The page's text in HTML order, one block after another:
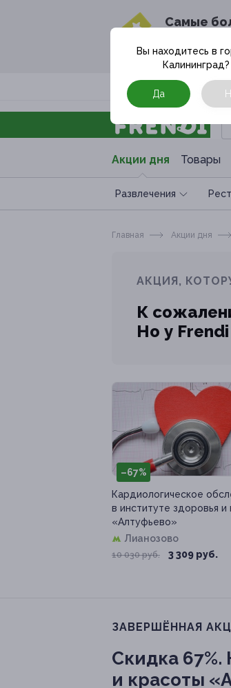
Cамые
в твоём
Москва
Акции дня Товары
Развлечения
Вы находитесь в
Калининград?
Да
Главная Акции дня
АКЦИЯ,
К
Но у
–67%
Кардиологическое
в институте здоровья и
«Алтуфьево»
Лианозово
10 030 руб. 3 309 руб.
ЗАВЕРШЁННАЯ
Скидка 67%.
и красоты